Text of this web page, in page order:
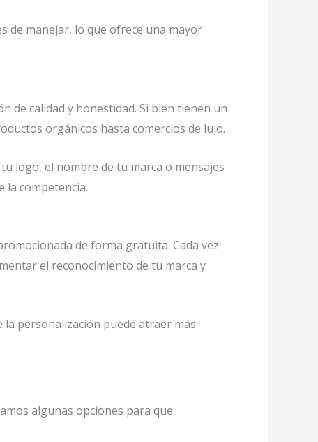
de manejar, lo que ofrece una mayor
de calidad y honestidad. Si bien tienen un
orgánicos hasta comercios de lujo.
logo, el nombre de tu marca o mensajes
la competencia.
de forma gratuita. Cada vez
el reconocimiento de tu marca y
personalización puede atraer más
algunas opciones para que